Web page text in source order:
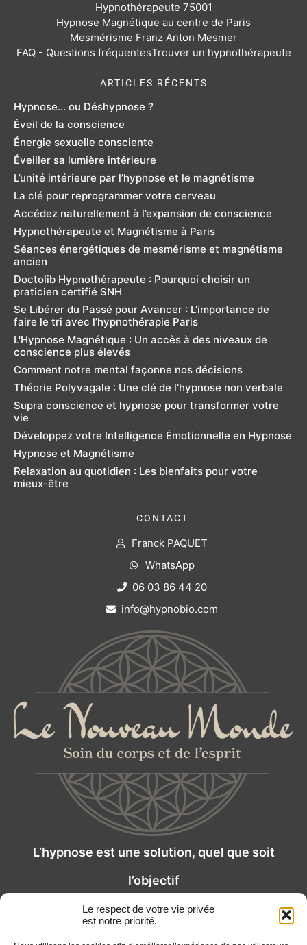
Le respect de votre vie privée
est notre priorité.
Hypnothérapeute 75001
Hypnose Magnétique au centre de Paris
Mesmérisme Franz Anton Mesmer
FAQ - Questions fréquentesTrouver un hypnothérapeute
ARTICLES RÉCENTS
Hypnose... ou Déshypnose ?
Éveil de la conscience
Énergie sexuelle consciente
Éveiller sa lumière intérieure
L’unité intérieure par l’hypnose et le magnétisme
La clé pour reprogrammer votre cerveau
Accédez naturellement à l’expansion de conscience
Hypnothérapeute et Magnétisme à Paris
Séances énergétiques de mesmérisme et magnétisme
ancien
Doctolib Hypnothérapeute : Pourquoi choisir un
praticien certifié SNH
Se Libérer du Passé pour Avancer : L’importance de
faire le tri avec l’hypnothérapie Paris
L'Hypnose Magnétique : Un accès à des niveaux de
conscience plus élevés
Comment notre mental façonne nos décisions
Théorie Polyvagale : Une clé de l'hypnose non verbale
Supra conscience et hypnose pour transformer votre
vie
Développez votre Intelligence Émotionnelle en Hypnose
Hypnose et Magnétisme
Relaxation au quotidien : Les bienfaits pour votre
mieux-être
CONTACT
Franck PAQUET
WhatsApp
06 03 86 44 20
info@hypnobio.com
L’hypnose est une solution, quel que soit
l’objectif